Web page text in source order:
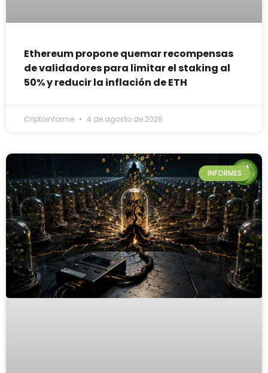
Ethereum propone quemar recompensas
de validadores para limitar el staking al
50% y reducir la inflación de ETH
Criptoinforme 4 de agosto de 2026
INFORMES